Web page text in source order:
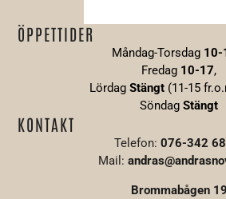
ÖPPETTIDER
Måndag-Torsdag 10-
Fredag 10-17,
Lördag Stängt (11-15
Söndag Stängt
KONTAKT
Telefon: 076-342
Mail:
Brommabågen 19